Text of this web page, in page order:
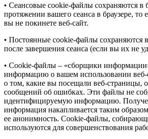
• Сеансовые cookie-файлы сохраняются в
протяжении вашего сеанса в браузере, то
вы не покинете веб-сайт.
• Постоянные cookie-файлы сохраняются
после завершения сеанса (если вы их не
• Cookie-файлы – «сборщики
информацию о вашем использовании веб-
о том, какие вы посещали веб-страницы,
сообщений об ошибках. Эти файлы не
идентифицируемую информацию.
информация накапливается таким
ее анонимность. Cookie-файлы,
используются для совершенствования